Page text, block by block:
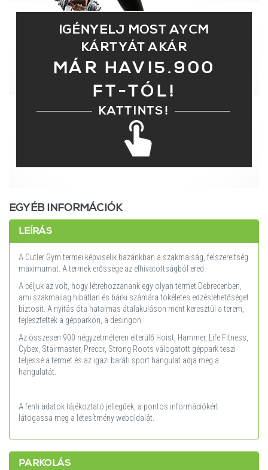
IGÉNYELJ MOST AYCM
KÁRTYÁT AKÁR
MÁR HAVI5.900
FT-TÓL!
KATTINTS!
EGYÉB INFORMÁCIÓK
LEÍRÁS
A Cutler Gym termei képviselik hazánkban a szakmaiság, felszereltség
maximumat. A termek erőssége az elhivatottságból ered.
A céljuk az volt, hogy létrehozzanank egy olyan termet Debrecenben,
ami szakmailag hibátlan és bárki számára tökéletes edzéslehetőséget
biztosít. A nyitás óta hatalmas átalakuláson ment keresztül a terem,
fejlesztettek a gépparkon, a desingon.
Az összesen 900 négyzetméteren elterülő Hoist, Hammer, Life Fitness,
Cybex, Stairmaster, Precor, Strong Roots válogatott géppark teszi
teljessé a termet és az igazi baráti sport hangulat adja meg a
hangulatát.
A fenti adatok tájékoztató jellegűek, a pontos információkért
látogassa meg a létesítmény weboldalát.
PARKOLÁS